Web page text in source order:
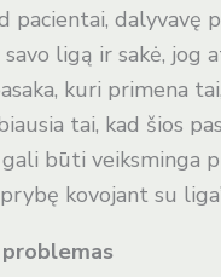
dalyvavę
ligą ir sakė, jog
kuri primena
tai, kad šios
būti veiksminga
kovojant su